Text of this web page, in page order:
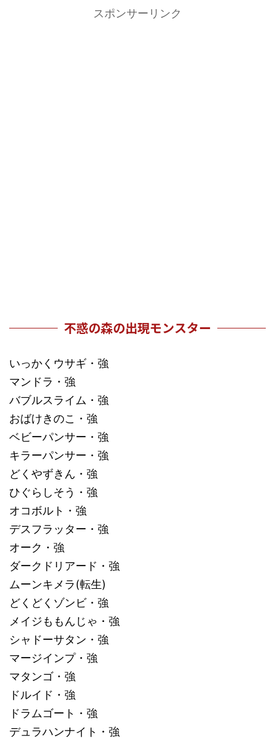
スポンサーリンク
不惑の森の出現モンスター
いっかくウサギ・強
マンドラ・強
バブルスライム・強
おばけきのこ・強
ベビーパンサー・強
キラーパンサー・強
どくやずきん・強
ひぐらしそう・強
オコボルト・強
デスフラッター・強
オーク・強
ダークドリアード・強
ムーンキメラ(転生)
どくどくゾンビ・強
メイジももんじゃ・強
シャドーサタン・強
マージインプ・強
マタンゴ・強
ドルイド・強
ドラムゴート・強
デュラハンナイト・強